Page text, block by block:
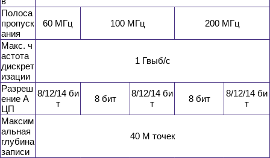
Полоса
пропуск
ания
60 МГц 100 МГц 200 МГц
Макс. ч
астота
дискрет
изации
1 Гвыб/с
Разреш
ение А
ЦП
8/12/14 би
т
8 бит
8/12/14 би
т
8 бит
8/12/14 би
т
Максим
альная
глубина
записи
40 М точек